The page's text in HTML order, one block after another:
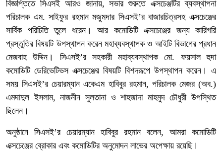
বিজ্ঞপ্তিতে সিএসই আরও জানায়, সভার শুরুতে এক্সচেঞ্জটির ব্যবস্থাপনা
পরিচালক এম. সাইফুর রহমান মজুমদার সিএসই’র বাজারচিত্রসহ এক্সচেঞ্জের
সার্বিক পরিচিতি তুলে ধরেন। আর কমোডিটি এক্সচেঞ্জের জন্য কারিগরি
প্রস্তুতির বিষয়টি উপস্থাপন করেন মহাব্যবস্থাপক ও আইটি বিভাগের প্রধান
মেজবাহ উদ্দিন। সিএসই’র সহকারী মহাব্যবস্থাপক মো. ফয়সাল হুদা
কমোডিটি ডেরিভেটিভস এক্সচেঞ্জের বিষয়টি বিশদরূপে উপস্থাপন করেন। এ
সময় সিএসই’র চেয়ারম্যান একেএম হাবিবুর রহমান, পরিচালক মেজর (অব.)
এমদাদুল ইসলাম, নাজনীন সুলতানা ও শাহজাদা মাহমুদ চৌধুরী উপস্থিত
ছিলেন।
অনুষ্ঠানে সিএসই’র চেয়ারম্যান হাবিবুর রহমান বলেন, আমরা কমোডিটি
এক্সচেঞ্জের ব্রোকার এবং কমোডিটির অনুমোদন লাভের অপেক্ষায় রয়েছি।